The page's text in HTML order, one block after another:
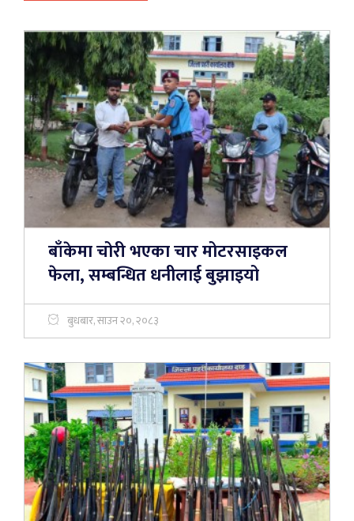
बाँकेमा चोरी भएका चार मोटरसाइकल
फेला, सम्बन्धित धनीलाई बुझाइयो
बुधबार, साउन २०, २०८३